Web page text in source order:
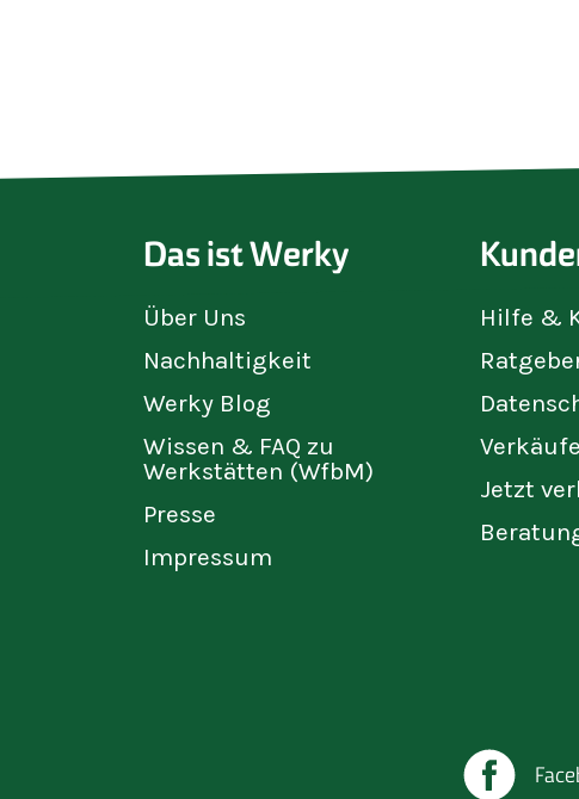
Das ist Werky
Über Uns
Nachhaltigkeit
Werky Blog
Wissen & FAQ zu
Werkstätten (WfbM)
Presse
Impressum
Hilfe &
Jetzt